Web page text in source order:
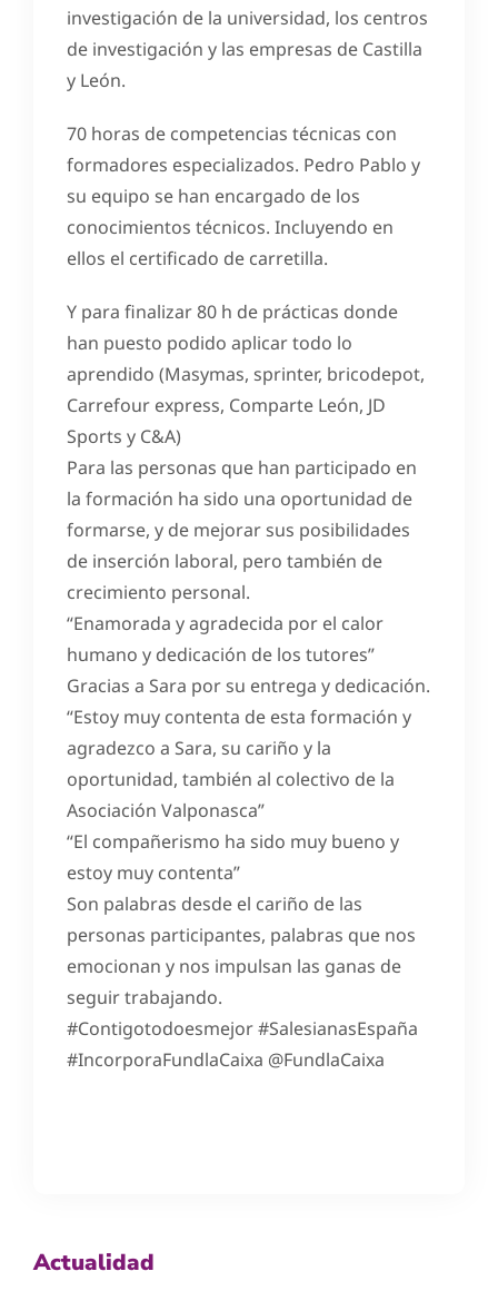
investigación de la universidad, los centros
de investigación y las empresas de Castilla
y León.
70 horas de competencias técnicas con
formadores especializados. Pedro Pablo y
su equipo se han encargado de los
conocimientos técnicos. Incluyendo en
ellos el certificado de carretilla.
Y para finalizar 80 h de prácticas donde
han puesto podido aplicar todo lo
aprendido (Masymas, sprinter, bricodepot,
Carrefour express, Comparte León, JD
Sports y C&A)
Para las personas que han participado en
la formación ha sido una oportunidad de
formarse, y de mejorar sus posibilidades
de inserción laboral, pero también de
crecimiento personal.
“Enamorada y agradecida por el calor
humano y dedicación de los tutores”
Gracias a Sara por su entrega y dedicación.
“Estoy muy contenta de esta formación y
agradezco a Sara, su cariño y la
oportunidad, también al colectivo de la
Asociación Valponasca”
“El compañerismo ha sido muy bueno y
estoy muy contenta”
Son palabras desde el cariño de las
personas participantes, palabras que nos
emocionan y nos impulsan las ganas de
seguir trabajando.
#Contigotodoesmejor #SalesianasEspaña
#IncorporaFundlaCaixa @FundlaCaixa
Actualidad